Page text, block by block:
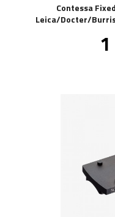
Contessa
Leica/Docter/